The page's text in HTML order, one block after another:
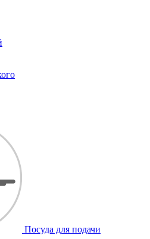
Посуда для подачи